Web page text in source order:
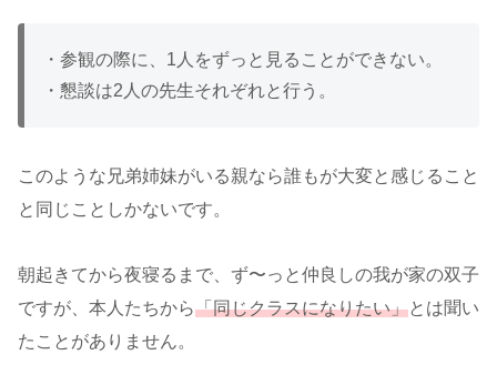
・参観の際に、1人をずっと見ることができない。
・懇談は2人の先生それぞれと行う。
このような兄弟姉妹がいる親なら誰もが大変と感じること
と同じことしかないです。
朝起きてから夜寝るまで、ず〜っと仲良しの我が家の双子
ですが、本人たちから「同じクラスになりたい」とは聞い
たことがありません。